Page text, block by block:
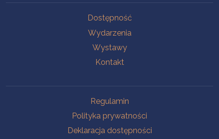
Dostępność
Wydarzenia
Wystawy
Kontakt
Regulamin
Polityka prywatności
Deklaracja dostępności